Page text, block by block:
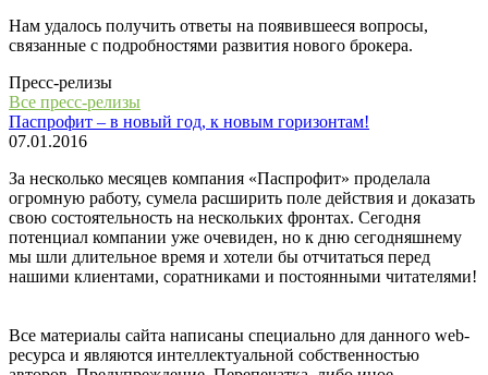
Нам удалось получить ответы на появившееся вопросы,
связанные с подробностями развития нового брокера.
Пресс-релизы
Все пресс-релизы
Паспрофит – в новый год, к новым горизонтам!
07.01.2016
За несколько месяцев компания «Паспрофит» проделала
огромную работу, сумела расширить поле действия и доказать
свою состоятельность на нескольких фронтах. Сегодня
потенциал компании уже очевиден, но к дню сегодняшнему
мы шли длительное время и хотели бы отчитаться перед
нашими клиентами, соратниками и постоянными читателями!
Все материалы сайта написаны специально для данного web-
ресурса и являются интеллектуальной собственностью